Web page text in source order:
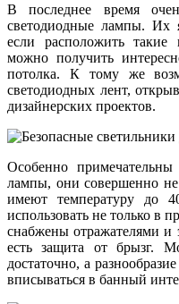
В последнее время
светодиодные лампы. Их
если расположить такие
можно получить
потолка. К тому же
светодиодных лент,
дизайнерских проектов.
Особенно
лампы, они совершенно не
имеют температуру до
использовать не только в
снабжены отражателями и
есть защита от брызг.
достаточно, а
вписываться в банный